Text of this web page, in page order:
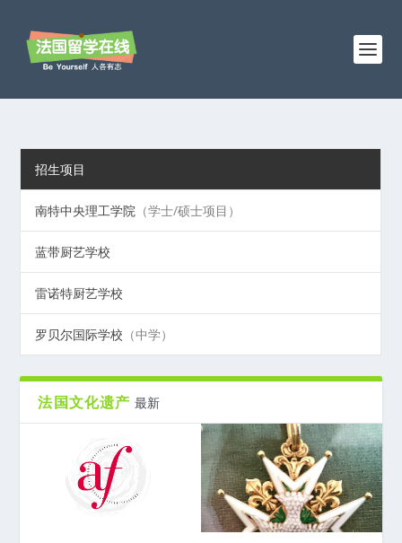
招生项目
南特中央理工学院 （学士/硕士项目）
蓝带厨艺学校
雷诺特厨艺学校
罗贝尔国际学校 （中学）
法国文化遗产 最新